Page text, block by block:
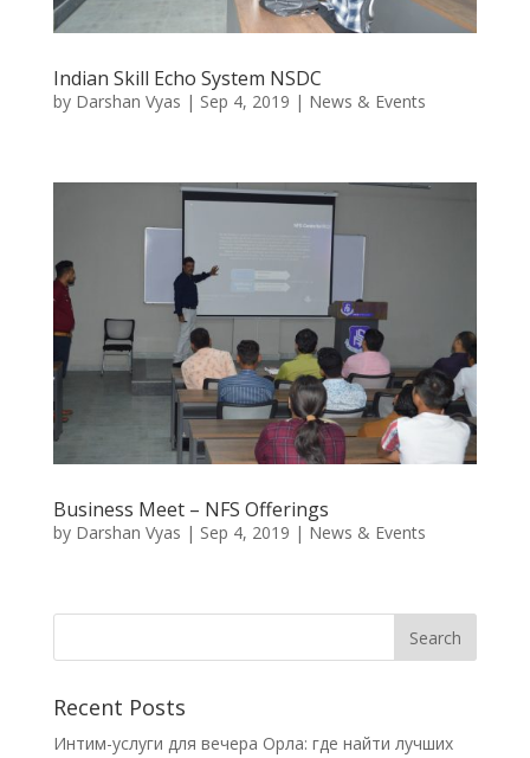
Indian Skill Echo System NSDC
by Darshan Vyas | Sep 4, 2019 | News & Events
Business Meet – NFS Offerings
by Darshan Vyas | Sep 4, 2019 | News & Events
Recent Posts
Интим-услуги для вечера Орла: где найти лучших